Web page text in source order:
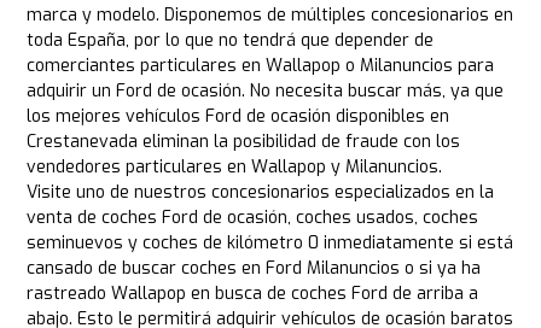
marca y modelo. Disponemos de múltiples concesionarios en
toda España, por lo que no tendrá que depender de
comerciantes particulares en Wallapop o Milanuncios para
adquirir un Ford de ocasión. No necesita buscar más, ya que
los mejores vehículos Ford de ocasión disponibles en
Crestanevada eliminan la posibilidad de fraude con los
vendedores particulares en Wallapop y Milanuncios.
Visite uno de nuestros concesionarios especializados en la
venta de coches Ford de ocasión, coches usados, coches
seminuevos y coches de kilómetro 0 inmediatamente si está
cansado de buscar coches en Ford Milanuncios o si ya ha
rastreado Wallapop en busca de coches Ford de arriba a
abajo. Esto le permitirá adquirir vehículos de ocasión baratos